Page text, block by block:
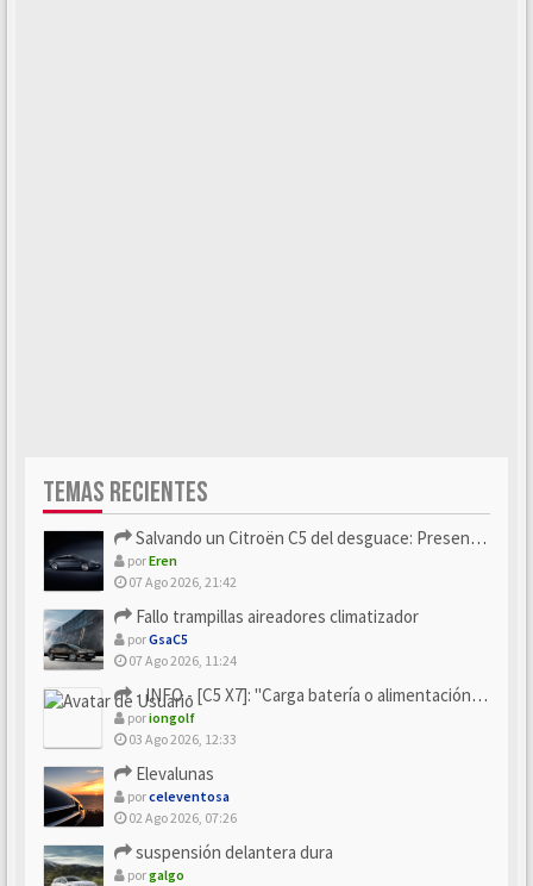
TEMAS RECIENTES
Salvando un Citroën C5 del desguace: Presentación y seguimiento
porEren
07 Ago 2026, 21:42
Fallo trampillas aireadores climatizador
porGsaC5
07 Ago 2026, 11:24
- INFO - [C5 X7]: "Carga batería o alimentación eléctri...
poriongolf
03 Ago 2026, 12:33
Elevalunas
porceleventosa
02 Ago 2026, 07:26
suspensión delantera dura
porgalgo